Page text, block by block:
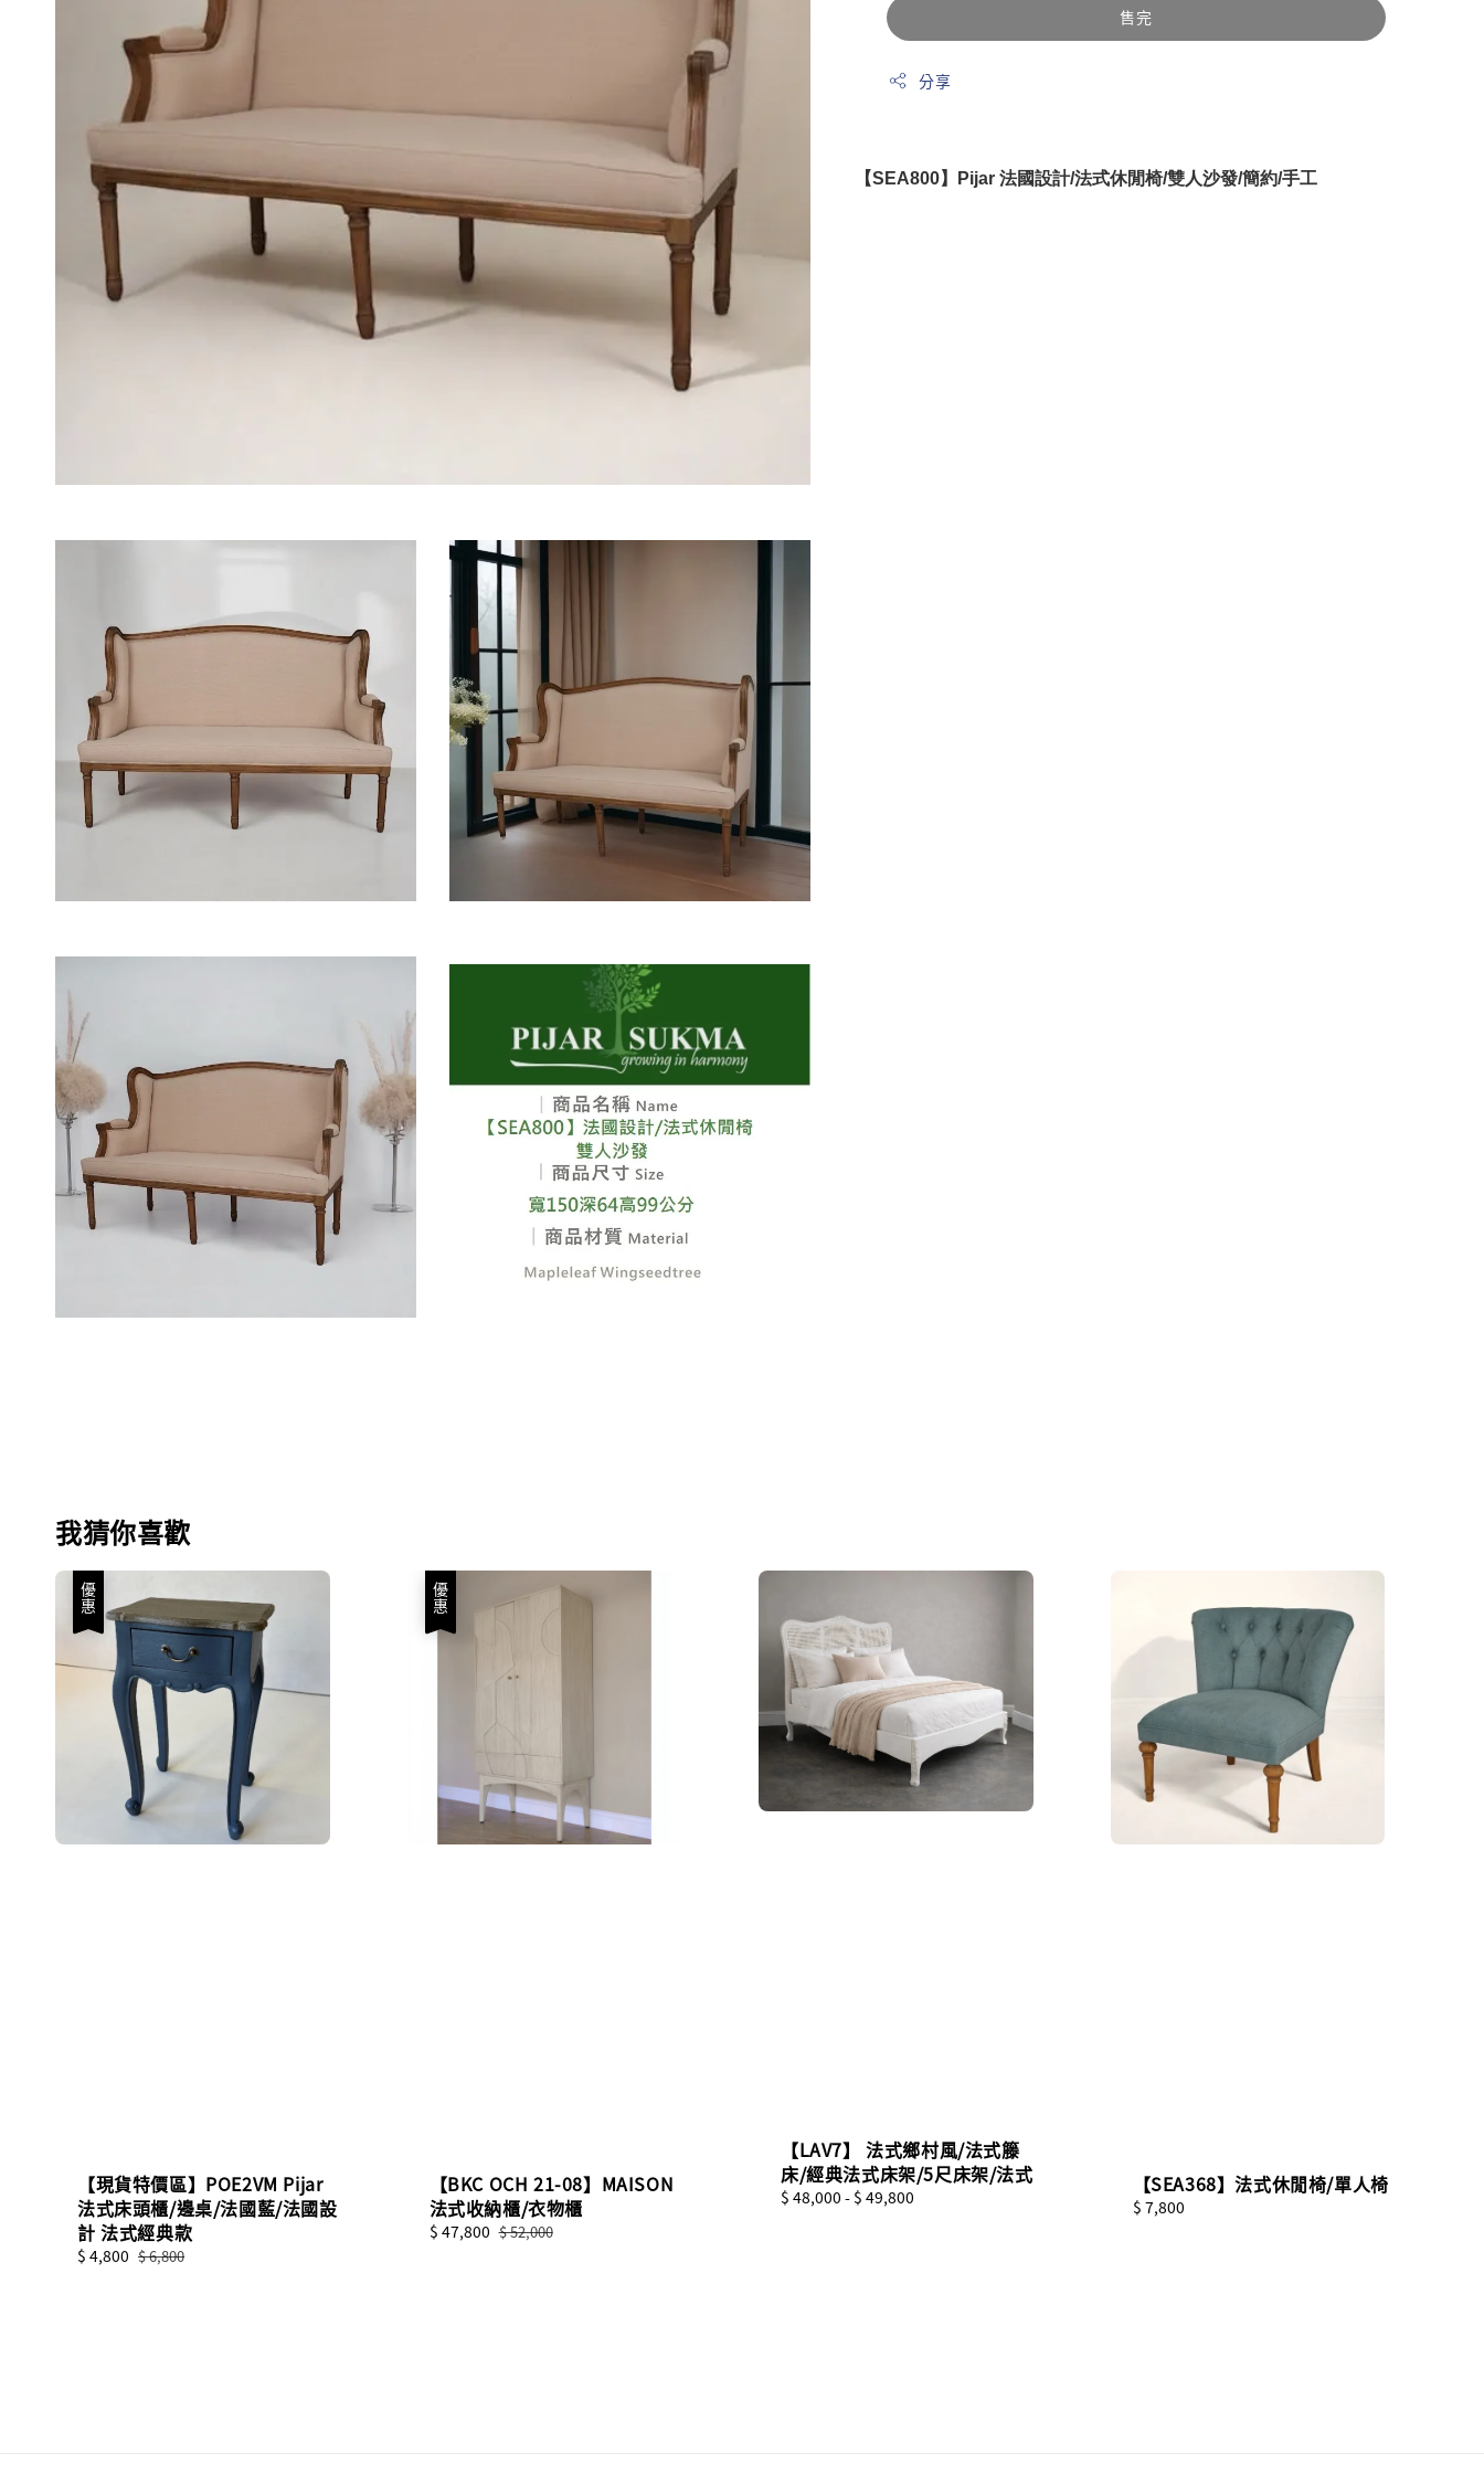
售完
分享
【SEA800】Pijar 法國設計/法式休閒椅/雙人沙發/簡約/手工
我猜你喜歡
優惠
【現貨特價區】POE2VM Pijar
法式床頭櫃/邊桌/法國藍/法國設
計 法式經典款
Sale
$ 4,800 Regular
$ 6,800
優惠
【BKC OCH 21-08】MAISON
法式收納櫃/衣物櫃
Sale
$ 47,800 Regular
$ 52,000
【LAV7】 法式鄉村風/法式籐
床/經典法式床架/5尺床架/法式
Regular
$ 48,000 - $ 49,800
【SEA368】法式休閒椅/單人椅
Regular
$ 7,800